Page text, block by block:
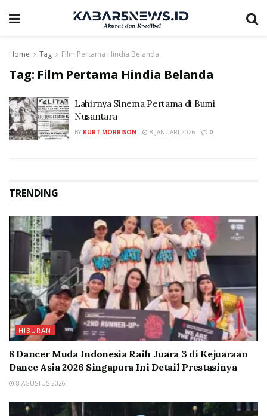
Home Tag Film Pertama Hindia Belanda
Tag: Film Pertama Hindia Belanda
Lahirnya Sinema Pertama di Bumi
Nusantara
BY KURT MORRISON 8 JANUARI 2026 0
TRENDING
HIBURAN
8 Dancer Muda Indonesia Raih Juara 3 di Kejuaraan
Dance Asia 2026 Singapura Ini Detail Prestasinya
8 AGUSTUS 2026